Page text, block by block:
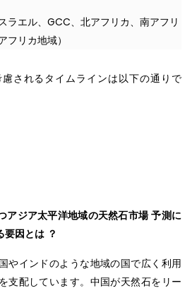
ラエル、GCC、北アフリカ、南アフリ
フリカ地域）
されるタイムラインは以下の通りで
アジア太平洋地域の天然石市場 予測に
要因とは ？
やインドのような地域の国で広く利用
支配しています。中国が天然石をリー